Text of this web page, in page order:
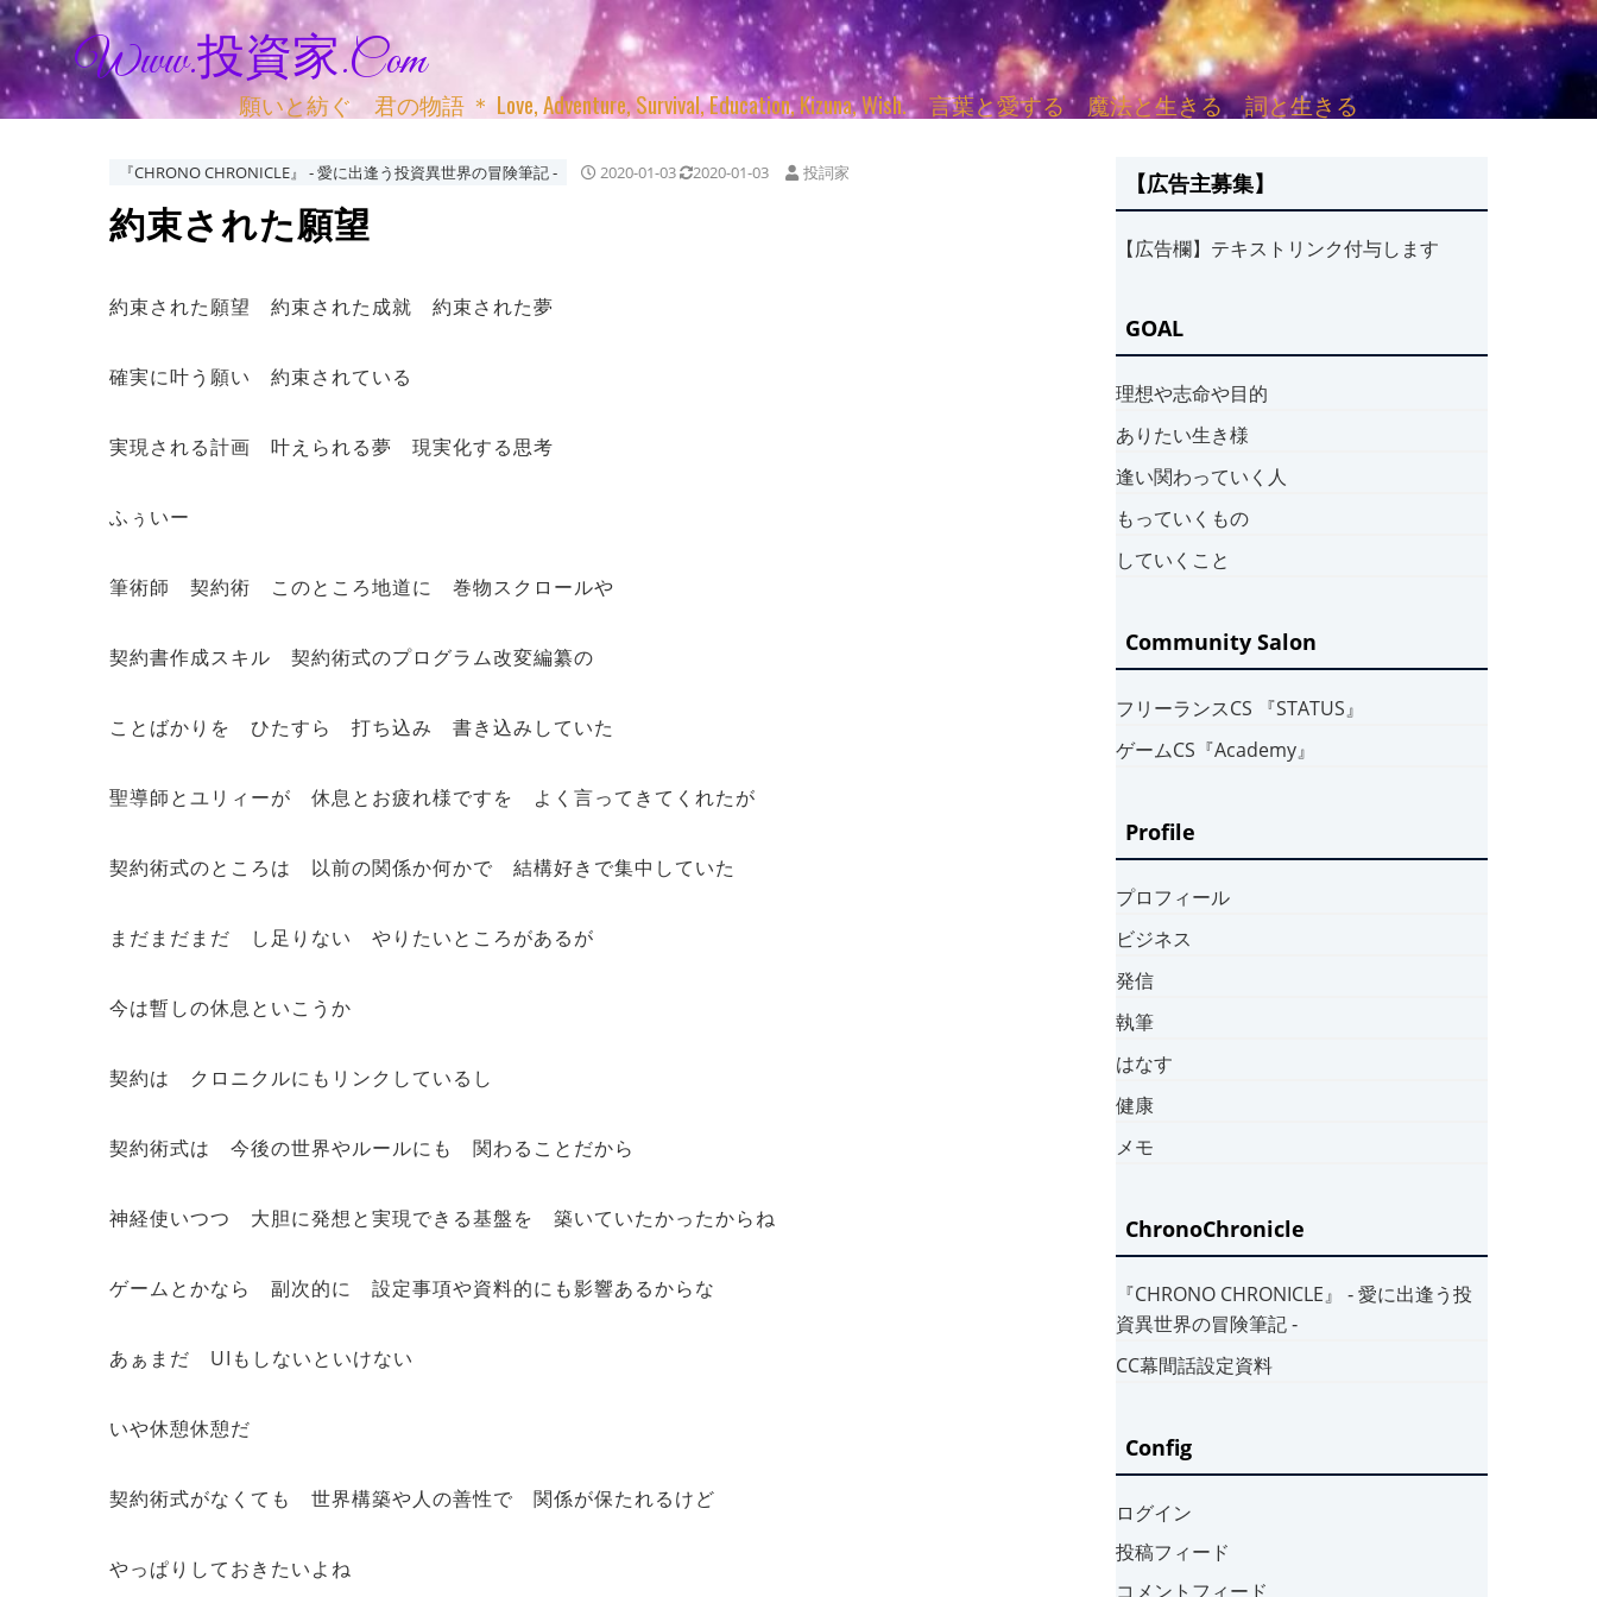
Www.投資家.com
願いと紡ぐ 君の物語 ＊ Love, Adventure, Survival, Education, Kizuna, Wish. 言葉と愛する 魔法と生きる 詞と生きる
『CHRONO CHRONICLE』 ‐ 愛に出逢う投資異世界の冒険筆記 ‐ 2020-01-03 2020-01-03 投詞家
約束された願望
約束された願望 約束された成就 約束された夢
確実に叶う願い 約束されている
実現される計画 叶えられる夢 現実化する思考
ふぅいー
筆術師 契約術 このところ地道に 巻物スクロールや
契約書作成スキル 契約術式のプログラム改変編纂の
ことばかりを ひたすら 打ち込み 書き込みしていた
聖導師とユリィーが 休息とお疲れ様ですを よく言ってきてくれたが
契約術式のところは 以前の関係か何かで 結構好きで集中していた
まだまだまだ し足りない やりたいところがあるが
今は暫しの休息といこうか
契約は クロニクルにもリンクしているし
契約術式は 今後の世界やルールにも 関わることだから
神経使いつつ 大胆に発想と実現できる基盤を 築いていたかったからね
ゲームとかなら 副次的に 設定事項や資料的にも影響あるからな
あぁまだ UIもしないといけない
いや休憩休憩だ
契約術式がなくても 世界構築や人の善性で 関係が保たれるけど
やっぱりしておきたいよね
【広告主募集】
【広告欄】テキストリンク付与します
GOAL
理想や志命や目的
ありたい生き様
逢い関わっていく人
もっていくもの
していくこと
Community Salon
フリーランスCS 『STATUS』
ゲームCS『Academy』
Profile
プロフィール
ビジネス
発信
執筆
はなす
健康
メモ
ChronoChronicle
『CHRONO CHRONICLE』 ‐ 愛に出逢う投
資異世界の冒険筆記 ‐
CC幕間話設定資料
Config
ログイン
投稿フィード
コメントフィード